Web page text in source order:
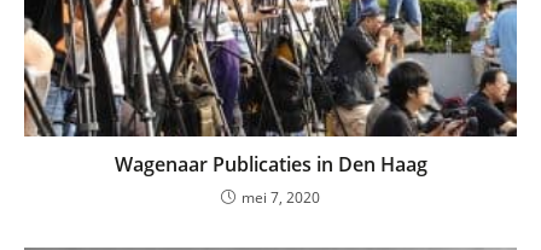
Wagenaar Publicaties in Den Haag
mei 7, 2020